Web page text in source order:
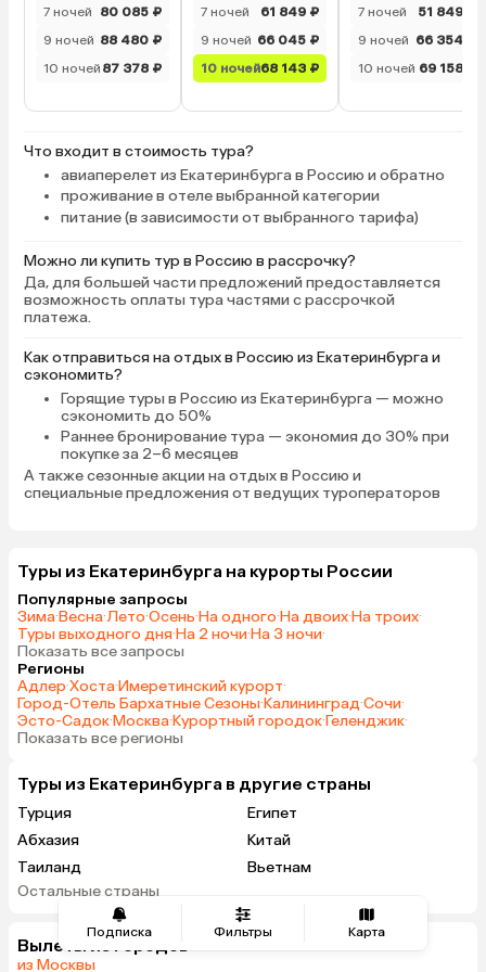
Подписка Фильтры Карта
7 ночей
80 085 ₽
9 ночей 88 480 ₽
10 ночей 87 378 ₽
7 ночей
61 849 ₽
9 ночей 66 045 ₽
10 ночей68 143 ₽
7 ночей
51 849 ₽
9 ночей 66 354 ₽
10 ночей 69 158 ₽
Что входит в стоимость тура?
авиаперелет из Екатеринбурга в Россию и обратно
проживание в отеле выбранной категории
питание (в зависимости от выбранного тарифа)
Можно ли купить тур в Россию в рассрочку?
Да, для большей части предложений предоставляется
возможность оплаты тура частями с рассрочкой
платежа.
Как отправиться на отдых в Россию из Екатеринбурга и
сэкономить?
Горящие туры в Россию из Екатеринбурга — можно
сэкономить до 50%
Раннее бронирование тура — экономия до 30% при
покупке за 2–6 месяцев
А такжесезонные акции на отдых в Россию и
специальные предложения от ведущих туроператоров
Туры из Екатеринбурга на курорты России
Популярные запросы
Зима·Весна·Лето·Осень·На одного·На двоих·На троих·
Туры выходного дня·На 2 ночи·На 3 ночи·
Показать все запросы
Регионы
Адлер·Хоста·Имеретинский курорт·
Город-Отель Бархатные Сезоны·Калининград·Сочи·
Эсто-Садок·Москва·Курортный городок·Геленджик·
Показать все регионы
Туры из Екатеринбурга в другие страны
Турция
Египет
Абхазия
Китай
Таиланд
Вьетнам
ОАЭ
Беларусь
Армения
Остальные страны
Вылеты из городов
из Москвы